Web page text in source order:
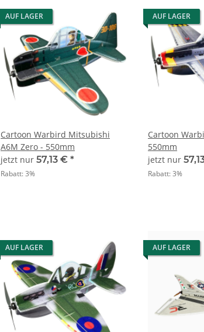
AUF LAGER
Cartoon Warbird Mitsubishi
A6M Zero - 550mm
jetzt nur 57,13 € *
Rabatt:3%
AUF LAGER
Cartoon
550mm
jetzt nur
Rabatt:3%
AUF LAGER AUF LAGER